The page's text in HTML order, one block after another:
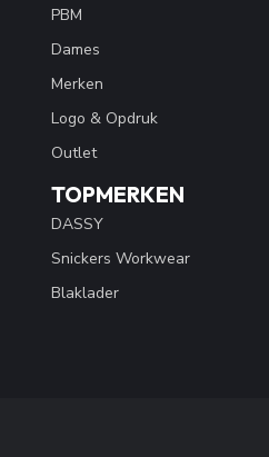
PBM
Dames
Merken
Logo & Opdruk
Outlet
TOPMERKEN
DASSY
Snickers Workwear
Blaklader